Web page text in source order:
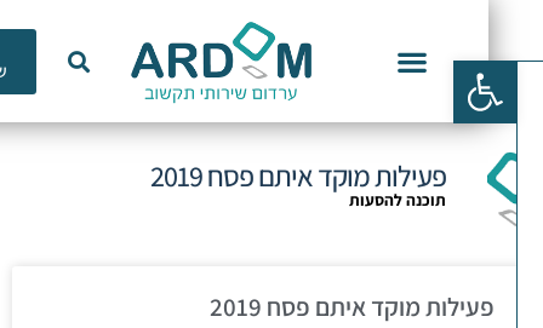
פתח סרגל נגישות
פעילות מוקד איתם פסח 2019
תוכנה להסעות
פעילות מוקד איתם פסח 2019